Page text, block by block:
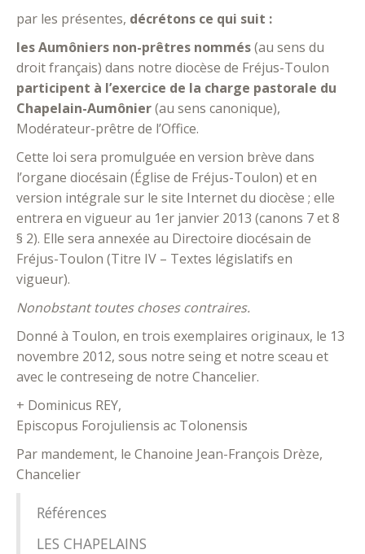
par les présentes, décrétons ce qui suit :
les Aumôniers non-prêtres nommés(au sens du
droit français) dans notre diocèse de Fréjus-Toulon
participent à l’exercice de la charge pastorale du
Chapelain-Aumônier(au sens canonique),
Modérateur-prêtre de l’Office.
Cette loi sera promulguée en version brève dans
l’organe diocésain (Église de Fréjus-Toulon) et en
version intégrale sur le site Internet du diocèse ; elle
entrera en vigueur au 1er janvier 2013 (canons 7 et 8
§ 2). Elle sera annexée au Directoire diocésain de
Fréjus-Toulon (Titre IV – Textes législatifs en
vigueur).
Nonobstant toutes choses contraires.
Donné à Toulon, en trois exemplaires originaux, le 13
novembre 2012, sous notre seing et notre sceau et
avec le contreseing de notre Chancelier.
+ Dominicus REY,
Episcopus Forojuliensis ac Tolonensis
Par mandement, le Chanoine Jean-François Drèze,
Chancelier
Références
LES CHAPELAINS